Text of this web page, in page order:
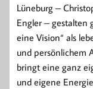
Lüneburg –
Engler – gestalten
eine Vision“ als
und persönlichem
bringt eine ganz
und eigene